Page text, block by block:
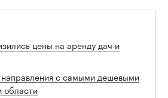
цены на аренду дач и
с самыми дешевыми
области